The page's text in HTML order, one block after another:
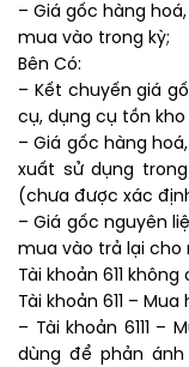
– Giá gốc hàng
mua vào trong kỳ;
Bên Có:
– Kết chuyến giá
cụ, dụng cụ tồn
– Giá gốc hàng
xuất sử dụng
(chưa được xác
– Giá gốc nguyên
mua vào trả lại cho
Tài khoản 611
Tài khoản 611 –
– Tài khoản 6111 –
dùng để phản